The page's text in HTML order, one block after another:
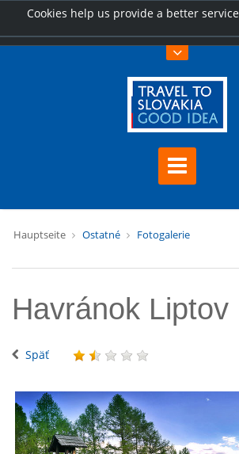
Cookies help us provide a better service
Hauptseite Ostatné Fotogalerie
Havránok Liptov
Späť